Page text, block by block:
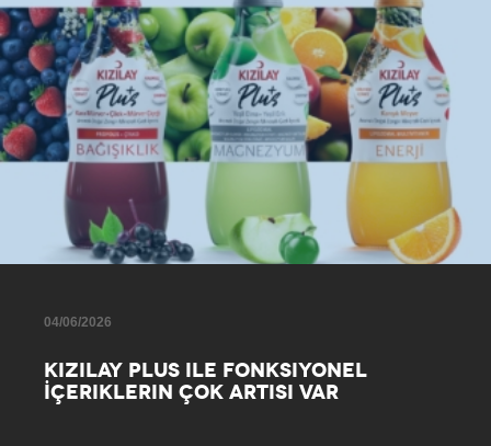
04/06/2026
KIZILAY PLUS ILE FONKSIYONEL
İÇERIKLERIN ÇOK ARTISI VAR